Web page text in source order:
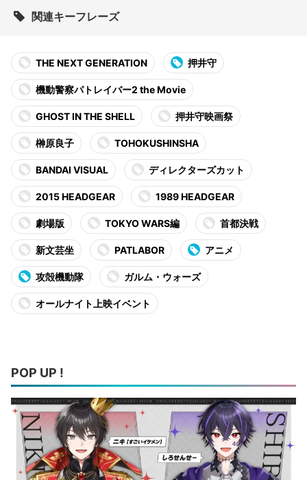
関連キーフレーズ
THE NEXT GENERATION 押井守
機動警察パトレイバー2 the Movie
GHOST IN THE SHELL 押井守映画祭
榊原良子 TOHOKUSHINSHA
BANDAI VISUAL ディレクターズカット
2015 HEADGEAR 1989 HEADGEAR
劇場版 TOKYO WARS編 首都決戦
新文芸坐 PATLABOR アニメ
攻殻機動隊 ガルム・ウォーズ
オールナイト上映イベント
POP UP !